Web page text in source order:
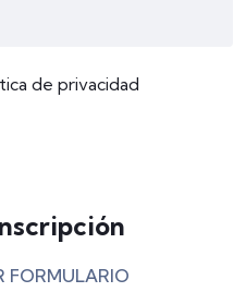
de privacidad
FORMULARIO